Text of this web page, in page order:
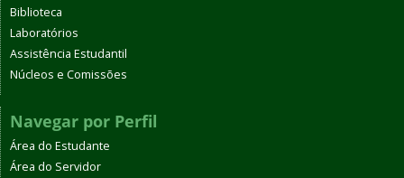
Biblioteca
Laboratórios
Assistência Estudantil
Núcleos e Comissões
Navegar por Perfil
Área do Estudante
Área do Servidor